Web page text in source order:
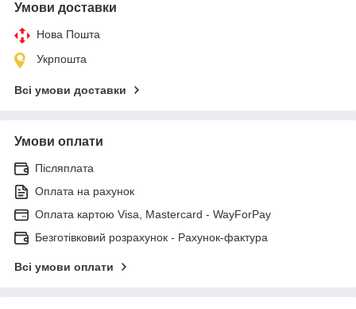
Умови доставки
Нова Пошта
Укрпошта
Всі умови доставки
Умови оплати
Післяплата
Оплата на рахунок
Оплата картою Visa, Mastercard - WayForPay
Безготівковий розрахунок - Рахунок-фактура
Всі умови оплати